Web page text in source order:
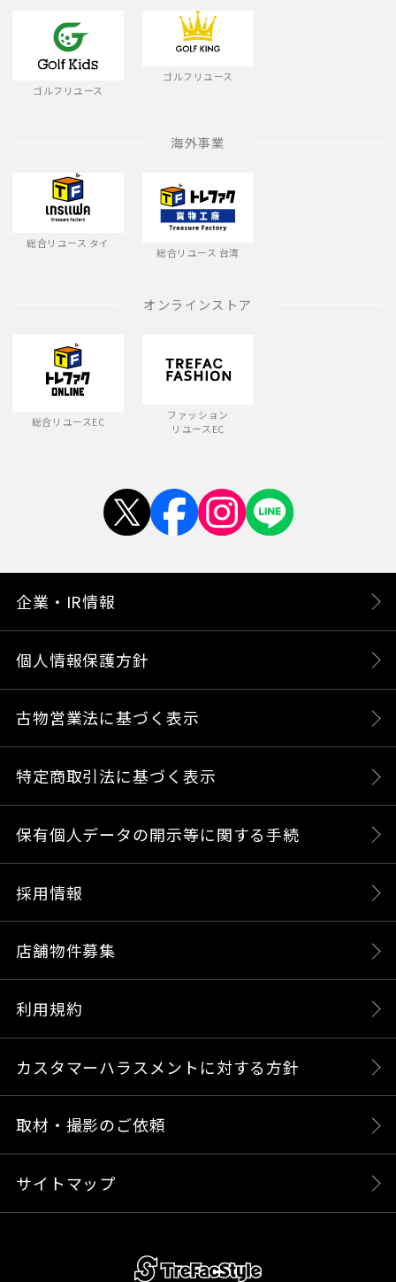
ゴルフリユース
ゴルフリユース
海外事業
総合リユース タイ
総合リユース 台湾
オンラインストア
総合リユースEC
ファッション
リユースEC
企業・IR情報
個人情報保護方針
古物営業法に基づく表示
特定商取引法に基づく表示
保有個人データの開示等に関する手続
採用情報
店舗物件募集
利用規約
カスタマーハラスメントに対する方針
取材・撮影のご依頼
サイトマップ